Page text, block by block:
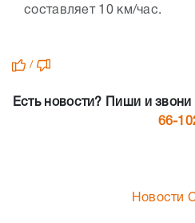
составляет 10 км/час.
/
Есть новости? Пиши и
66-
Новости